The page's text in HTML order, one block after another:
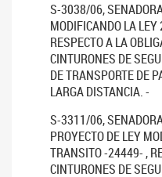
S-3038/06,
MODIFICANDO LA
RESPECTO A LA
CINTURONES DE
DE TRANSPORTE DE
LARGA DISTANCIA. -
S-3311/06,
PROYECTO DE LEY
TRANSITO -24449- ,
CINTURONES DE